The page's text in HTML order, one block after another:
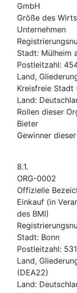
GmbH
Größe des
Unternehmen
Stadt: Mülheim
Postleitzahl:
Land,
Kreisfreie Stadt
Land:
Rollen dieser
Bieter
Gewinner
8.1.
ORG-0002
Offizielle
Einkauf (in
des BMI)
Stadt: Bonn
Postleitzahl:
Land,
(DEA22)
Land: